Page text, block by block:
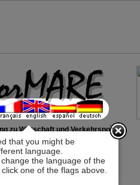
that you might be
language.
the language of the
one of the flags above.
x
zu Wirtschaft und Verkehrspolitik